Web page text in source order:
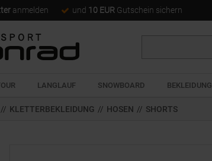
anmelden und 10 EUR Gutschein sichern
LANGLAUF SNOWBOARD BEKLEIDUNG
// KLETTERBEKLEIDUNG // HOSEN // SHORTS